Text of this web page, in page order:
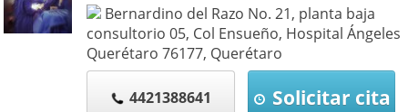
Bernardino del Razo No. 21, planta baja
consultorio 05, Col Ensueño, Hospital Ángeles
Querétaro 76177, Querétaro
4421388641 Solicitar cita